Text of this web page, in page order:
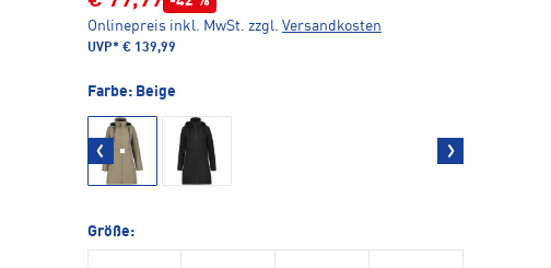
Onlinepreis inkl. MwSt. zzgl. Versandkosten
UVP* € 139,99
Farbe: Beige
Größe: